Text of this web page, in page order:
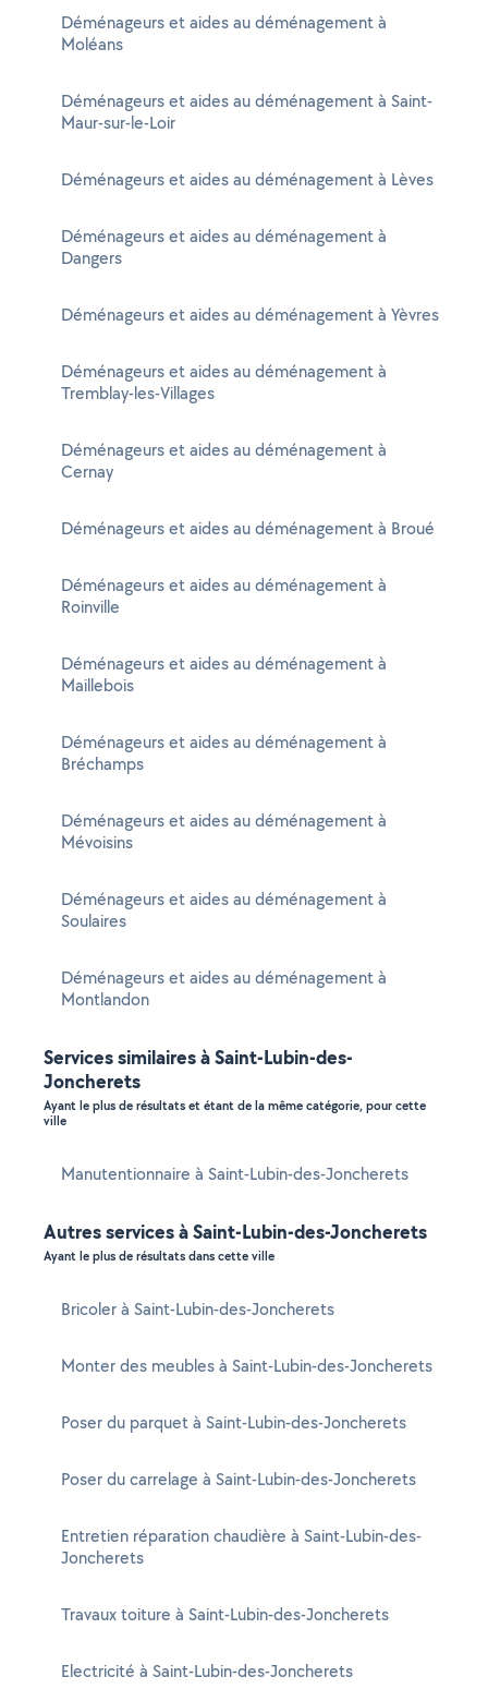
Déménageurs et aides au déménagement à
Moléans
Déménageurs et aides au déménagement à Saint-
Maur-sur-le-Loir
Déménageurs et aides au déménagement à Lèves
Déménageurs et aides au déménagement à
Dangers
Déménageurs et aides au déménagement à Yèvres
Déménageurs et aides au déménagement à
Tremblay-les-Villages
Déménageurs et aides au déménagement à
Cernay
Déménageurs et aides au déménagement à Broué
Déménageurs et aides au déménagement à
Roinville
Déménageurs et aides au déménagement à
Maillebois
Déménageurs et aides au déménagement à
Bréchamps
Déménageurs et aides au déménagement à
Mévoisins
Déménageurs et aides au déménagement à
Soulaires
Déménageurs et aides au déménagement à
Montlandon
Services similaires à Saint-Lubin-des-
Joncherets
Ayant le plus de résultats et étant de la même catégorie, pour cette
ville
Manutentionnaire à Saint-Lubin-des-Joncherets
Autres services à Saint-Lubin-des-Joncherets
Ayant le plus de résultats dans cette ville
Bricoler à Saint-Lubin-des-Joncherets
Monter des meubles à Saint-Lubin-des-Joncherets
Poser du parquet à Saint-Lubin-des-Joncherets
Poser du carrelage à Saint-Lubin-des-Joncherets
Entretien réparation chaudière à Saint-Lubin-des-
Joncherets
Travaux toiture à Saint-Lubin-des-Joncherets
Electricité à Saint-Lubin-des-Joncherets